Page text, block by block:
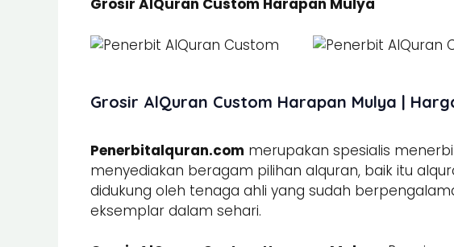
Grosir AlQuran Custom Harapan Mulya
Grosir AlQuran Custom Harapan Mulya |
Penerbitalquran.com merupakan spesialis
menyediakan beragam pilihan alquran, baik itu
didukung oleh tenaga ahli yang sudah
eksemplar dalam sehari.